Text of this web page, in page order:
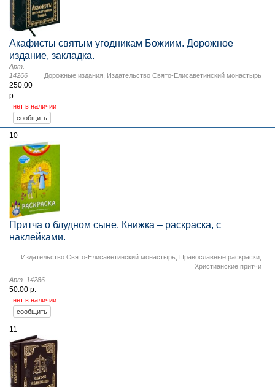
Акафисты святым угодникам Божиим. Дорожное
издание, закладка.
Дорожные издания Издательство Свято-Елисаветинский монастырь
Арт.
14266
250.00
р.
нет в наличии
10
Притча о блудном сыне. Книжка – раскраска, с
наклейками.
Издательство Свято-Елисаветинский монастырь Православные раскраски
Христианские притчи
Арт. 14286
50.00 р.
нет в наличии
11